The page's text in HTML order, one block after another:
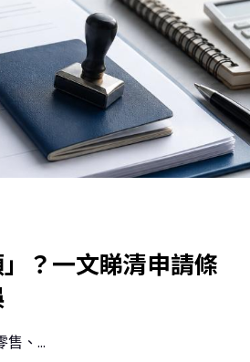
？一文睇清申請條
、...